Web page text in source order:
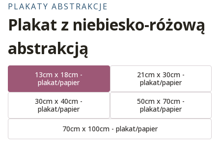
PLAKATY ABSTRAKCJE
Plakat z niebiesko-różową
abstrakcją
13cm x 18cm -
plakat/papier
21cm x 30cm -
plakat/papier
30cm x 40cm -
plakat/papier
50cm x 70cm -
plakat/papier
70cm x 100cm - plakat/papier